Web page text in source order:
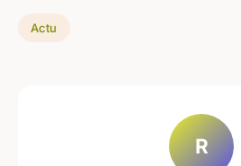
Actu
R